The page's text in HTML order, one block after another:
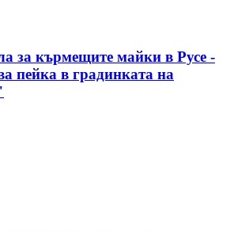
за кърмещите майки в Русе -
пейка в градинката на